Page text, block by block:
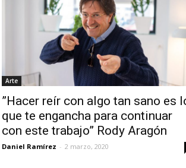
Arte
”Hacer reír con algo tan sano es
que te engancha para continuar
con este trabajo” Rody Aragón
Daniel Ramírez - 2 marzo, 2020